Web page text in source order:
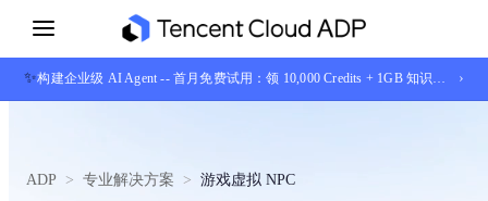
✨ ›
ADP > 专业解决方案 > 游戏虚拟 NPC